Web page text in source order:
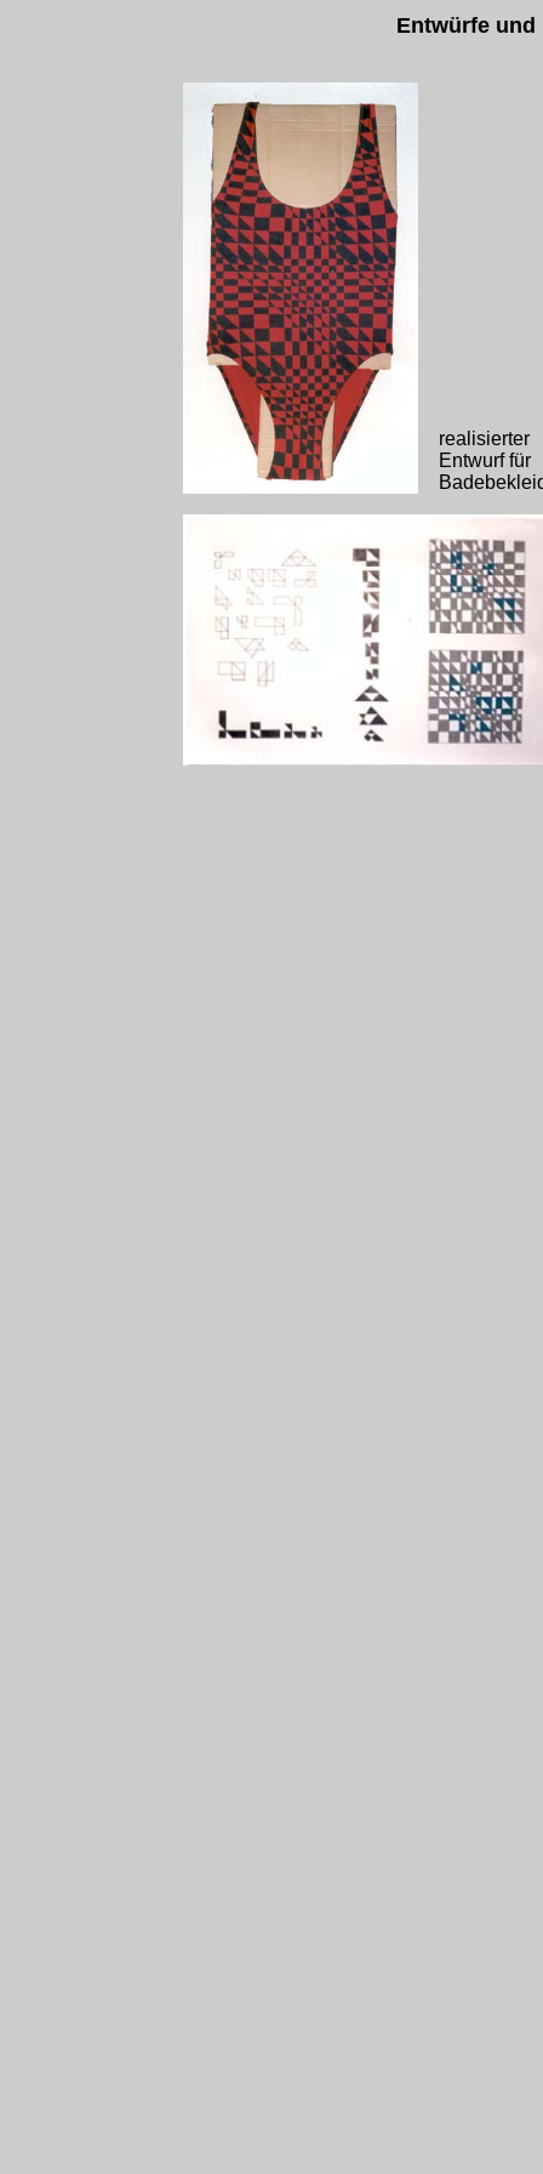
Entwürfe und
realisierter
Entwurf für